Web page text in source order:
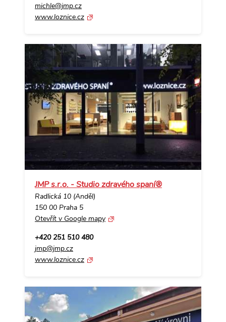
michle@jmp.cz
www.loznice.cz
JMP s.r.o. - Studio zdravého spaní®
Radlická 10 (Anděl)
150 00 Praha 5
Otevřít v Google mapy
+420 251 510 480
jmp@jmp.cz
www.loznice.cz